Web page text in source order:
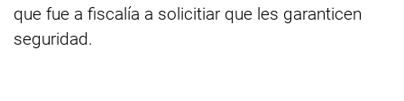
que fue a fiscalía a solicitiar que les garanticen
seguridad.